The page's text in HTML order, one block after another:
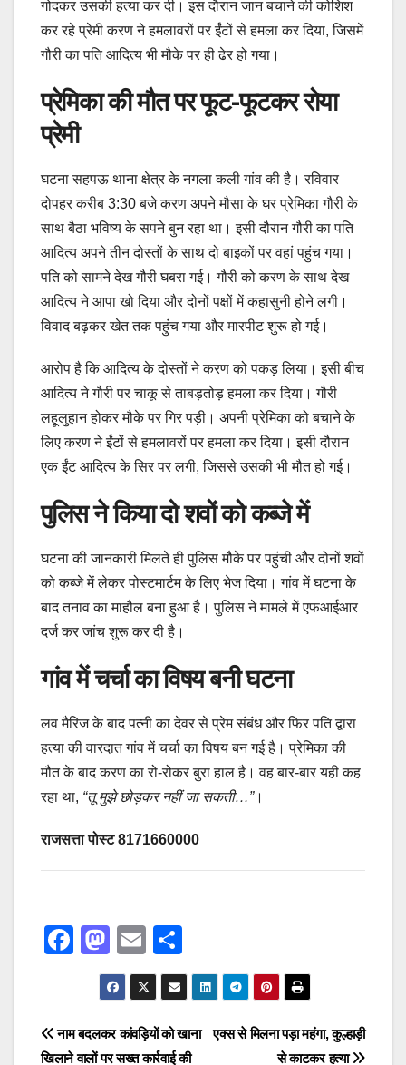
गोदकर उसकी हत्या कर दी। इस दौरान जान बचाने की कोशिश
कर रहे प्रेमी करण ने हमलावरों पर ईंटों से हमला कर दिया, जिसमें
गौरी का पति आदित्य भी मौके पर ही ढेर हो गया।
प्रेमिका की मौत पर फूट-फूटकर रोया
प्रेमी
घटना सहपऊ थाना क्षेत्र के नगला कली गांव की है। रविवार
दोपहर करीब 3:30 बजे करण अपने मौसा के घर प्रेमिका गौरी के
साथ बैठा भविष्य के सपने बुन रहा था। इसी दौरान गौरी का पति
आदित्य अपने तीन दोस्तों के साथ दो बाइकों पर वहां पहुंच गया।
पति को सामने देख गौरी घबरा गई। गौरी को करण के साथ देख
आदित्य ने आपा खो दिया और दोनों पक्षों में कहासुनी होने लगी।
विवाद बढ़कर खेत तक पहुंच गया और मारपीट शुरू हो गई।
आरोप है कि आदित्य के दोस्तों ने करण को पकड़ लिया। इसी बीच
आदित्य ने गौरी पर चाकू से ताबड़तोड़ हमला कर दिया। गौरी
लहूलुहान होकर मौके पर गिर पड़ी। अपनी प्रेमिका को बचाने के
लिए करण ने ईंटों से हमलावरों पर हमला कर दिया। इसी दौरान
एक ईंट आदित्य के सिर पर लगी, जिससे उसकी भी मौत हो गई।
पुलिस ने किया दो शवों को कब्जे में
घटना की जानकारी मिलते ही पुलिस मौके पर पहुंची और दोनों शवों
को कब्जे में लेकर पोस्टमार्टम के लिए भेज दिया। गांव में घटना के
बाद तनाव का माहौल बना हुआ है। पुलिस ने मामले में एफआईआर
दर्ज कर जांच शुरू कर दी है।
गांव में चर्चा का विषय बनी घटना
लव मैरिज के बाद पत्नी का देवर से प्रेम संबंध और फिर पति द्वारा
हत्या की वारदात गांव में चर्चा का विषय बन गई है। प्रेमिका की
मौत के बाद करण का रो-रोकर बुरा हाल है। वह बार-बार यही कह
रहा था, “तू मुझे छोड़कर नहीं जा सकती…”।
राजसत्ता पोस्ट 8171660000
F
e
b
M
a
st
o
d
E
m
ail
h
ar
e
Post
एक्स से मिलना पड़ा महंगा, कुल्हाड़ी
से काटकर हत्या
नाम बदलकर कांवड़ियों को खाना
खिलाने वालों पर सख्त कार्रवाई की